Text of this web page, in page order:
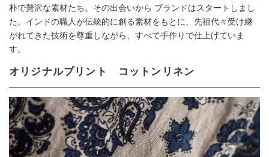
朴で贅沢な素材たち。その出会いから ブランドはスタートしまし
た。インドの職人が伝統的に創る素材をもとに、先祖代々受け継
がれてきた技術を尊重しながら、すべて手作りで仕上げていま
す。
オリジナルプリント コットンリネン